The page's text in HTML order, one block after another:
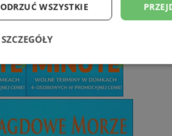
ODRZUĆ WSZYSTKIE
Wydajność
Niesklasyfikowane